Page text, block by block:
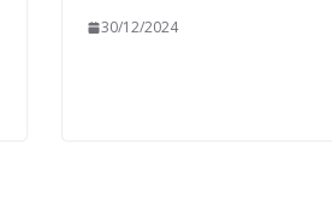
30/12/2024